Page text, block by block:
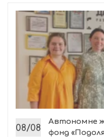
08/08
Автономне
фонд